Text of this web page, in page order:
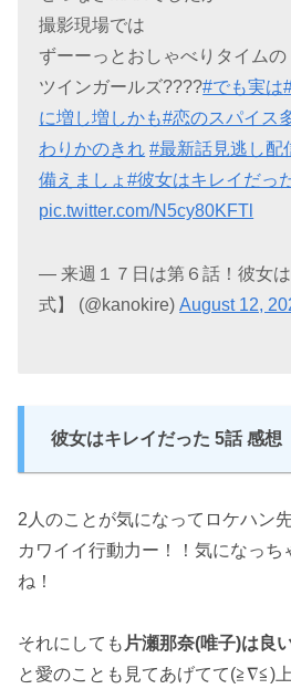
撮影現場では
ずーーっとおしゃべりタイムの
ツインガールズ????#でも実は
に増し増しかも#恋のスパイス
わりかのきれ #最新話見逃し配
備えましょ#彼女はキレイだっ
pic.twitter.com/N5cy80KFTl
— 来週１７日は第６話！彼女
式】 (@kanokire)August 12,
彼女はキレイだった 5話 感想
2人のことが気になってロケハン
カワイイ行動力ー！！気になっち
ね！
それにしても 片瀬那奈(唯子)は良
と愛のことも見てあげてて(≧∇≦)